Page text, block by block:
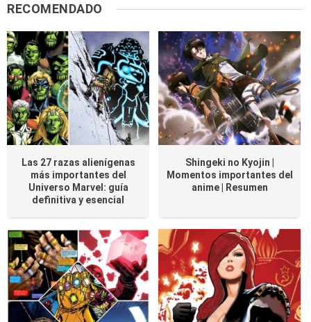
RECOMENDADO
Las 27 razas alienígenas
más importantes del
Universo Marvel: guía
definitiva y esencial
Shingeki no Kyojin |
Momentos importantes del
anime | Resumen